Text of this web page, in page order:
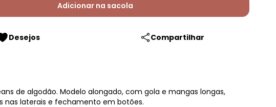
Adicionar na sacola
Desejos Compartilhar
de algodão. Modelo alongado, com gola e mangas longas,
nas laterais e fechamento em botões.